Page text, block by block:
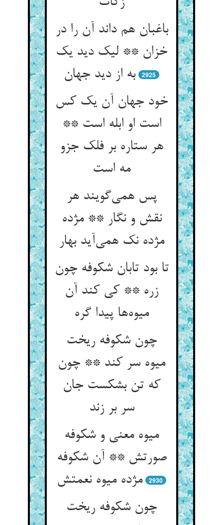
باغبان هم داند آن را در
خزان ** لیک دید یک
2925
خود جهان آن یک کس
است او ابله است **
هر ستاره بر فلک جزو
پس همی‌‌گویند هر
نقش و نگار ** مژده
مژده نک همی‌‌آید بهار
تا بود تابان شکوفه چون
زره ** کی کند آن
چون شکوفه ریخت
میوه سر کند ** چون
که تن بشکست جان
سر بر زند
میوه معنی و شکوفه
صورتش ** آن شکوفه
2930
چون شکوفه ریخت